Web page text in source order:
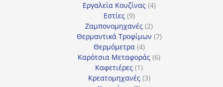
προϊόντα
Εργαλεία Κουζίνας 44
Εστίες 99
προϊόντα
Ζαμπονομηχανές 22
προϊόντα
Θερμαντικά Τροφίμων 77
Θερμόμετρα 44
προϊόντα
Καρότσια Μεταφοράς 66
Καφετιέρες 11
προϊόν
Κρεατομηχανές 33